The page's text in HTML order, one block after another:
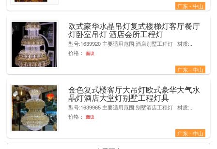
广东 - 中山
欧式豪华水晶吊灯复式楼梯灯客厅餐厅
灯卧室吊灯 酒店会所工程灯
型号:1639920 主要适用范围:酒店别墅工程灯 材质:..
价格：
面议
广东 - 中山
1
金色复式楼客厅大吊灯欧式豪华大气水
晶灯酒店大堂灯别墅工程灯具
型号:1639965 主要适用范围:别墅酒店工程灯 材质:..
价格：
面议
广东 - 中山
1